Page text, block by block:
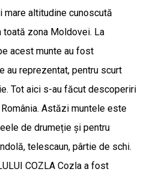
mare altitudine cunoscută
zona Moldovei. La
acest munte au fost
au reprezentat, pentru scurt
Tot aici s-au făcut descoperiri
Astăzi muntele este
de drumeție și pentru
telescaun, pârtie de schi.
COZLA Cozla a fost